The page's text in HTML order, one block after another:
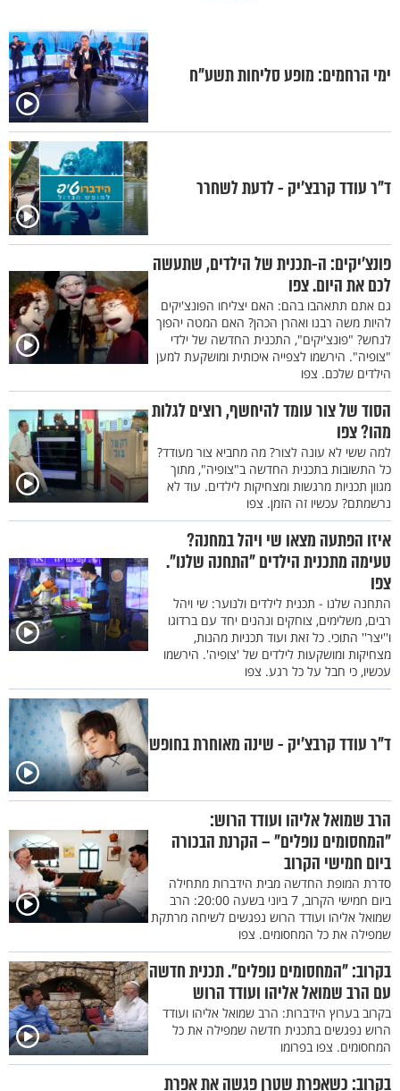
ימי הרחמים: מופע סליחות תשע"ח
ד"ר עודד קרבצ’יק - לדעת לשחרר
פונצ’יקים: ה-תכנית של הילדים, שתעשה
לכם את היום. צפו
גם אתם תתאהבו בהם: האם יצליחו הפונצ'יקים
להיות משה רבנו ואהרן הכהן? האם המטה יהפוך
לנחש? "פונצ'יקים", התכנית החדשה של ילדי
"צופיה". הירשמו לצפייה איכותית ומושקעת למען
הילדים שלכם. צפו
הסוד של צור עומד להיחשף, רוצים לגלות
מהו? צפו
למה ששי לא עונה לצור? מה מחביא צור מעודד?
כל התשובות בתכנית החדשה ב"צופיה", מתוך
מגוון תכניות מרגשות ומצחיקות לילדים. עוד לא
נרשמתם? עכשיו זה הזמן. צפו
איזו הפתעה מצאו שי ויהל במחנה?
טעימה מתכנית הילדים "התחנה שלנו".
צפו
התחנה שלנו - תכנית לילדים ולנוער: שי ויהל
רבים, משלימים, צוחקים ונהנים יחד עם ברדוגו
ו''יצר'' התוכי. כל זאת ועוד תכניות מהנות,
מצחיקות ומושקעות לילדים של 'צופיה'. הירשמו
עכשיו, כי חבל על כל רגע. צפו
ד"ר עודד קרבצ’יק - שינה מאוחרת בחופש
הרב שמואל אליהו ועודד הרוש:
"המחסומים נופלים" – הקרנת הבכורה
ביום חמישי הקרוב
סדרת המופת החדשה מבית הידברות מתחילה
ביום חמישי הקרוב, 7 ביוני בשעה 20:00: הרב
שמואל אליהו ועודד הרוש נפגשים לשיחה מרתקת
שמפילה את כל המחסומים. צפו
בקרוב: "המחסומים נופלים". תכנית חדשה
עם הרב שמואל אליהו ועודד הרוש
בקרוב בערוץ הידברות: הרב שמואל אליהו ועודד
הרוש נפגשים בתכנית חדשה שמפילה את כל
המחסומים. צפו בפרומו
בקרוב: כשאפרת שטרן פגשה את אפרת